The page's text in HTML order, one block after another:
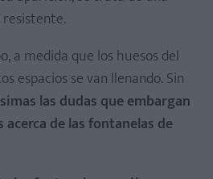
a medida que los huesos del
espacios se van llenando. Sin
las dudas que embargan
de las fontanelas de